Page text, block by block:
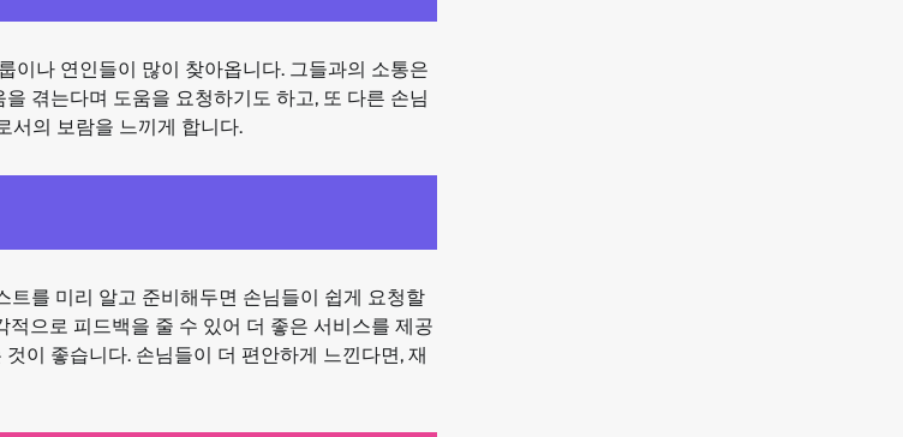
이나 연인들이 많이 찾아옵니다. 그들과의 소통은
겪는다며 도움을 요청하기도 하고, 또 다른 손님
서의 보람을 느끼게 합니다.
트를 미리 알고 준비해두면 손님들이 쉽게 요청할
으로 피드백을 줄 수 있어 더 좋은 서비스를 제공
이 좋습니다. 손님들이 더 편안하게 느낀다면, 재